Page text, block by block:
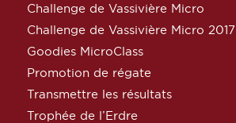
Challenge de Vassivière Micro
Challenge de Vassivière Micro 2017
Goodies MicroClass
Promotion de régate
Transmettre les résultats
Trophée de l’Erdre